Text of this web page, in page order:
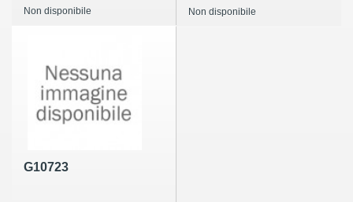
Non disponibile Non disponibile
G10723